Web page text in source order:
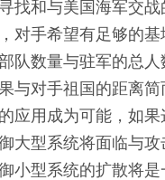
找和与美国海军交
对手希望有足够的
队数量与驻军的总
与对手祖国的距离
应用成为可能，如
大型系统将面临与
小型系统的扩散将